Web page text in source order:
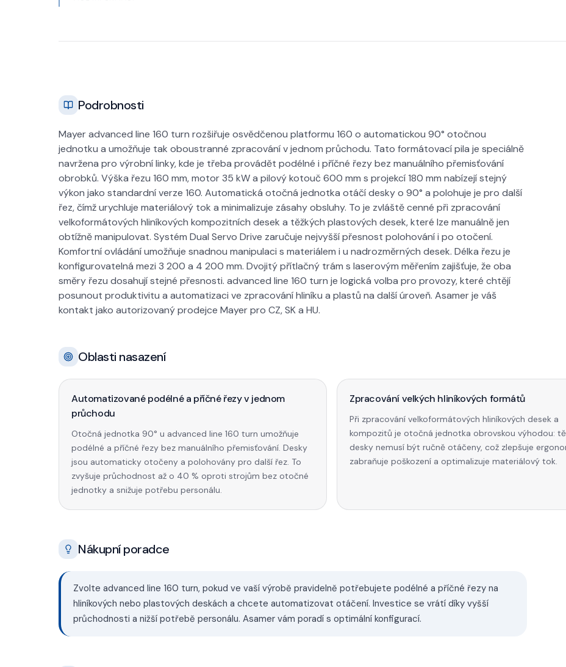
Podrobnosti
Mayer advanced line 160 turn rozšiřuje osvědčenou platformu 160 o automatickou 90° otočnou
jednotku a umožňuje tak oboustranné zpracování v jednom průchodu. Tato formátovací pila je speciálně
navržena pro výrobní linky, kde je třeba provádět podélné i příčné řezy bez manuálního přemisťování
obrobků. Výška řezu 160 mm, motor 35 kW a pilový kotouč 600 mm s projekcí 180 mm nabízejí stejný
výkon jako standardní verze 160. Automatická otočná jednotka otáčí desky o 90° a polohuje je pro další
řez, čímž urychluje materiálový tok a minimalizuje zásahy obsluhy. To je zvláště cenné při zpracování
velkoformátových hliníkových kompozitních desek a těžkých plastových desek, které lze manuálně jen
obtížně manipulovat. Systém Dual Servo Drive zaručuje nejvyšší přesnost polohování i po otočení.
Komfortní ovládání umožňuje snadnou manipulaci s materiálem i u nadrozměrných desek. Délka řezu je
konfigurovatelná mezi 3 200 a 4 200 mm. Dvojitý přítlačný trám s laserovým měřením zajišťuje, že oba
směry řezu dosahují stejné přesnosti. advanced line 160 turn je logická volba pro provozy, které chtějí
posunout produktivitu a automatizaci ve zpracování hliníku a plastů na další úroveň. Asamer je váš
kontakt jako autorizovaný prodejce Mayer pro CZ, SK a HU.
Oblasti nasazení
Automatizované podélné a příčné řezy v jednom
průchodu
Otočná jednotka 90° u advanced line 160 turn umožňuje
podélné a příčné řezy bez manuálního přemisťování. Desky
jsou automaticky otočeny a polohovány pro další řez. To
zvyšuje průchodnost až o 40 % oproti strojům bez otočné
jednotky a snižuje potřebu personálu.
Zpracování velkých hliníkových formátů
Při zpracování velkoformátových hliníkových desek a
kompozitů je otočná jednotka obrovskou výhodou:
desky nemusí být ručně otáčeny, což zlepšuje
zabraňuje poškození a optimalizuje materiálový tok.
Nákupní poradce
Zvolte advanced line 160 turn, pokud ve vaší výrobě pravidelně potřebujete podélné a příčné řezy na
hliníkových nebo plastových deskách a chcete automatizovat otáčení. Investice se vrátí díky vyšší
průchodnosti a nižší potřebě personálu. Asamer vám poradí s optimální konfigurací.